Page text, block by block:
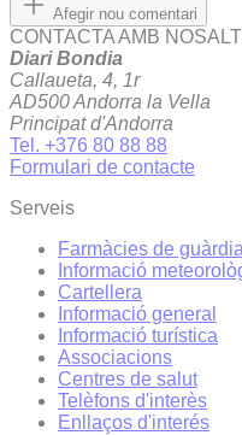
Afegir nou comentari
CONTACTA AMB
Diari Bondia
Callaueta, 4, 1r
AD500 Andorra la Vella
Principat d'Andorra
Tel. +376 80 88 88
Formulari de contacte
Serveis
Farmàcies de guàrdia
Informació
Cartellera
Informació general
Informació turística
Associacions
Centres de salut
Telèfons d'interès
Enllaços d'interés